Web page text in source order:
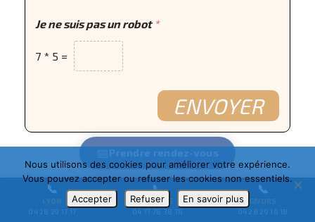
d
r
T
n
e
V
r
Je ne suis pas un robot *
7 * 5 =
ENVOYER
VOUS HABITEZ PRÈS DE LYON ?
📞
LYON
04 28 29 17 17
📞
ROANNE
04 77 78 38 78
📞
GIVORS
04 28 29 18 18
Nous utilisons des cookies pour améliorer votre expérience.
Vous pouvez accepter ou refuser les cookies non essentiels.
Accepter
Refuser En savoir plus